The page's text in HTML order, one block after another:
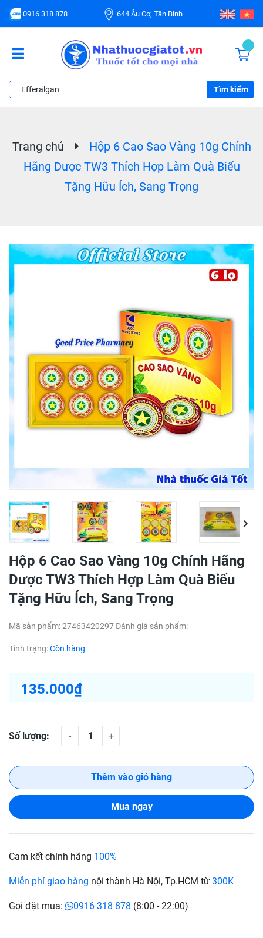
0916 318 878 644 Âu Cơ, Tân Bình
Tìm kiếm
Trang chủ
Hộp 6 Cao Sao Vàng 10g Chính
Hãng Dược TW3 Thích Hợp Làm Quà Biếu
Tặng Hữu Ích, Sang Trọng
Hộp 6 Cao Sao Vàng 10g Chính Hãng
Dược TW3 Thích Hợp Làm Quà Biếu
Tặng Hữu Ích, Sang Trọng
Mã sản phẩm:27463420297Đánh giá sản phẩm:
Tình trạng:Còn hàng
135.000₫
Số lượng: - +
Thêm vào giỏ hàng
Mua ngay
Cam kết chính hãng 100%
Miễn phí giao hàng nội thành Hà Nội, Tp.HCM từ 300K
Gọi đặt mua: 0916 318 878 (8:00 - 22:00)